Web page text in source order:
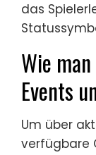
das
Wie
Events
Um über
verfügbare